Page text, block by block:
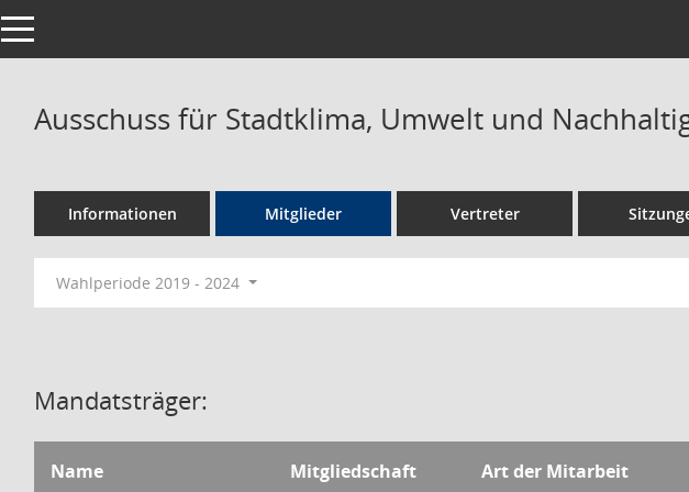
Toggle navigation
Ausschuss für Stadtklima, Umwelt und
Informationen Mitglieder Vertreter
Wahlperiode 2019 - 2024
Mandatsträger:
Name Mitgliedschaft Art der Mitarbeit